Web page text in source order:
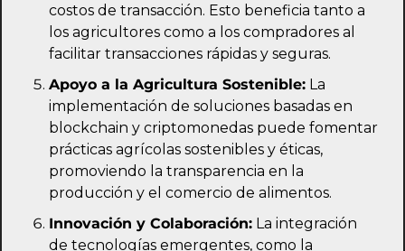
costos de transacción. Esto beneficia tanto a
los agricultores como a los compradores al
facilitar transacciones rápidas y seguras.
Apoyo a la Agricultura Sostenible: La
implementación de soluciones basadas en
blockchain y criptomonedas puede fomentar
prácticas agrícolas sostenibles y éticas,
promoviendo la transparencia en la
producción y el comercio de alimentos.
Innovación y Colaboración: La integración
de tecnologías emergentes, como la